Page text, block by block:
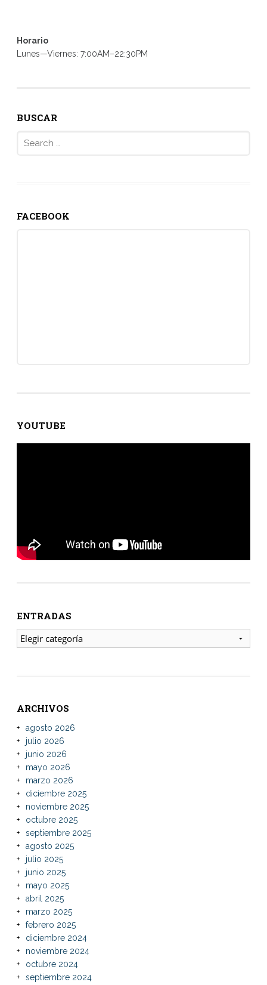
Horario
Lunes—Viernes: 7:00AM–22:30PM
BUSCAR
FACEBOOK
YOUTUBE
ENTRADAS
ENTRADAS
ARCHIVOS
agosto 2026
julio 2026
junio 2026
mayo 2026
marzo 2026
diciembre 2025
noviembre 2025
octubre 2025
septiembre 2025
agosto 2025
julio 2025
junio 2025
mayo 2025
abril 2025
marzo 2025
febrero 2025
diciembre 2024
noviembre 2024
octubre 2024
septiembre 2024